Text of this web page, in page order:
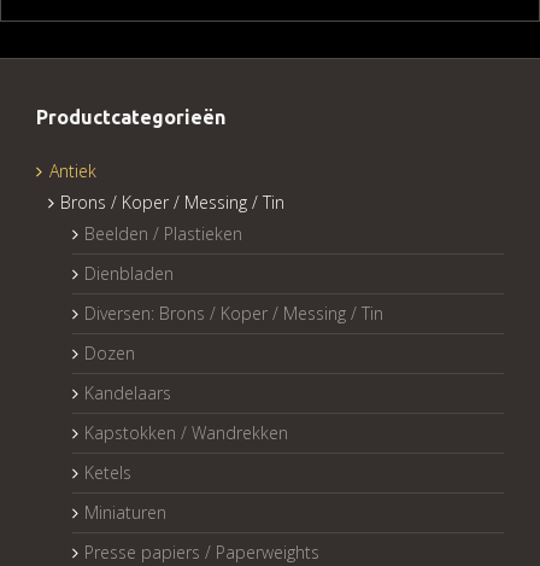
Productcategorieën
Antiek
Brons / Koper / Messing / Tin
Beelden / Plastieken
Dienbladen
Diversen: Brons / Koper / Messing / Tin
Dozen
Kandelaars
Kapstokken / Wandrekken
Ketels
Miniaturen
Presse papiers / Paperweights